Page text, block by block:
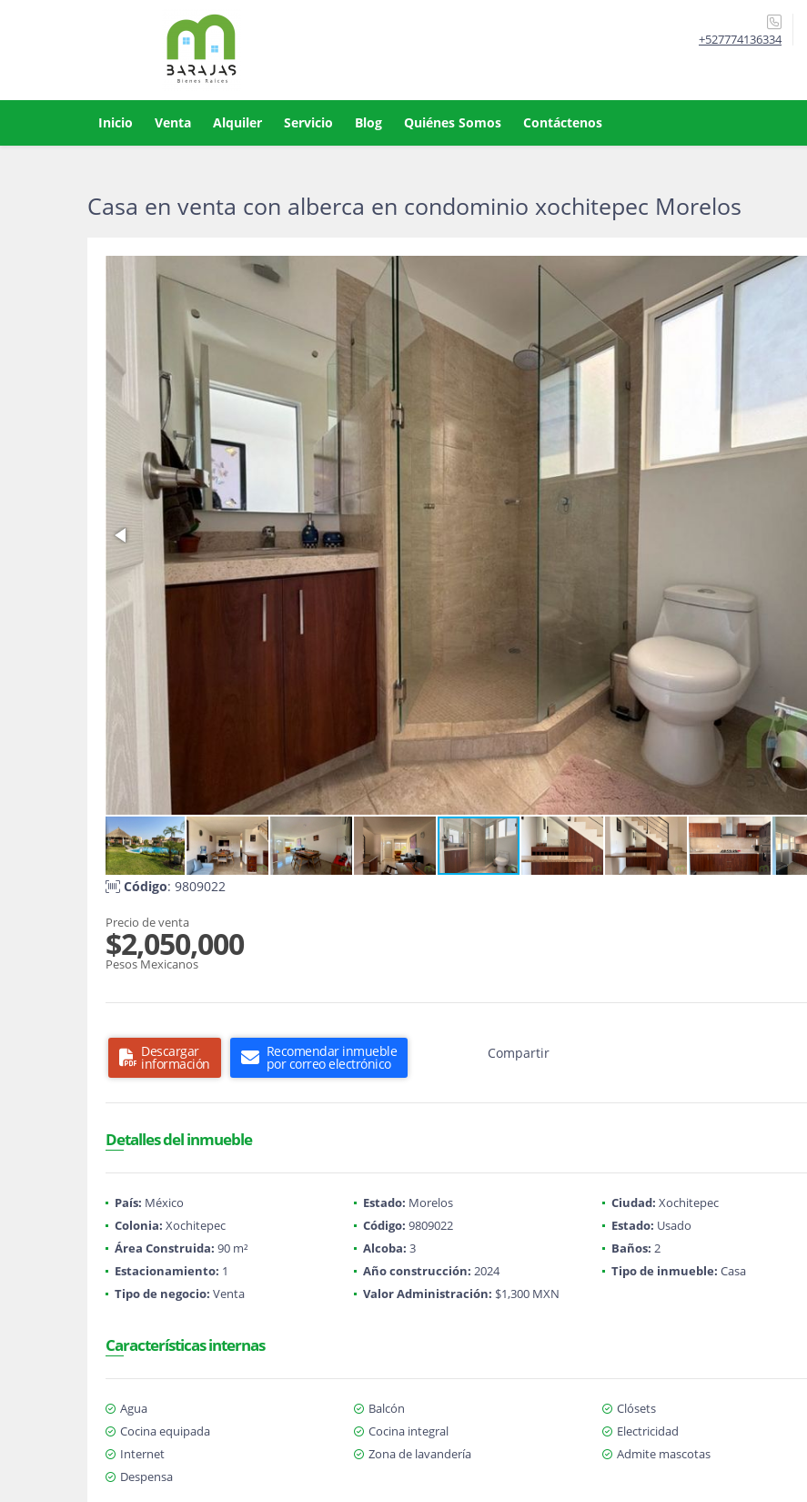
+527774136334
Inicio Venta Alquiler Servicio Blog Quiénes Somos Contáctenos
Casa en venta con alberca en condominio xochitepec Morelos
Código: 9809022
Precio de venta
$2,050,000
Pesos Mexicanos
Descargar
información
Recomendar inmueble
por correo electrónico
Compartir
Detalles del inmueble
País: México Estado: Morelos Ciudad: Xochitepec
Colonia: Xochitepec Código: 9809022 Estado: Usado
Área Construida: 90 m² Alcoba: 3 Baños: 2
Estacionamiento: 1 Año construcción: 2024 Tipo de inmueble: Casa
Tipo de negocio: Venta Valor Administración: $1,300 MXN
Características internas
Agua Balcón
Clósets
Cocina equipada
Cocina integral
Electricidad
Internet
Zona de lavandería
Admite mascotas
Despensa